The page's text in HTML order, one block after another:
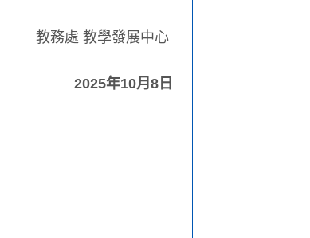
教務處 教學發展中心
2025年10月8日